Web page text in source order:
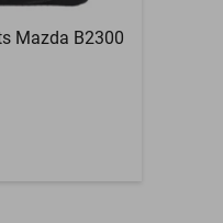
Mazda B2300